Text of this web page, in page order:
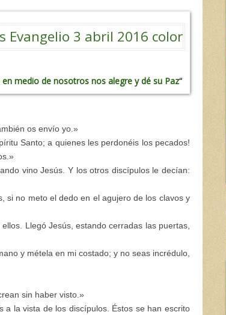
en medio de nosotros nos alegre y dé su Paz“
os envío yo.»
Santo; a quienes les perdonéis los pecados!
vino Jesús. Y los otros discípulos le decían:
si no meto el dedo en el agujero de los clavos y
Llegó Jesús, estando cerradas las puertas,
y métela en mi costado; y no seas incrédulo,
sin haber visto.»
a la vista de los discípulos. Éstos se han escrito